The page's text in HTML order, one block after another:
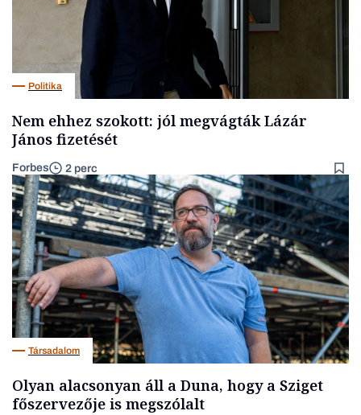
Politika
Nem ehhez szokott: jól megvágták Lázár
János fizetését
Forbes 2 perc
Társadalom
Olyan alacsonyan áll a Duna, hogy a Sziget
főszervezője is megszólalt